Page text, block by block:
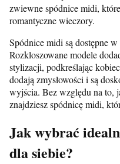
zwiewne spódnice midi,
romantyczne wieczory.
Spódnice midi są dostępne
Rozkloszowane modele
stylizacji, podkreślając
dodają zmysłowości i są
wyjścia. Bez względu na to,
znajdziesz spódnicę midi,
Jak wybrać
dla siebie?